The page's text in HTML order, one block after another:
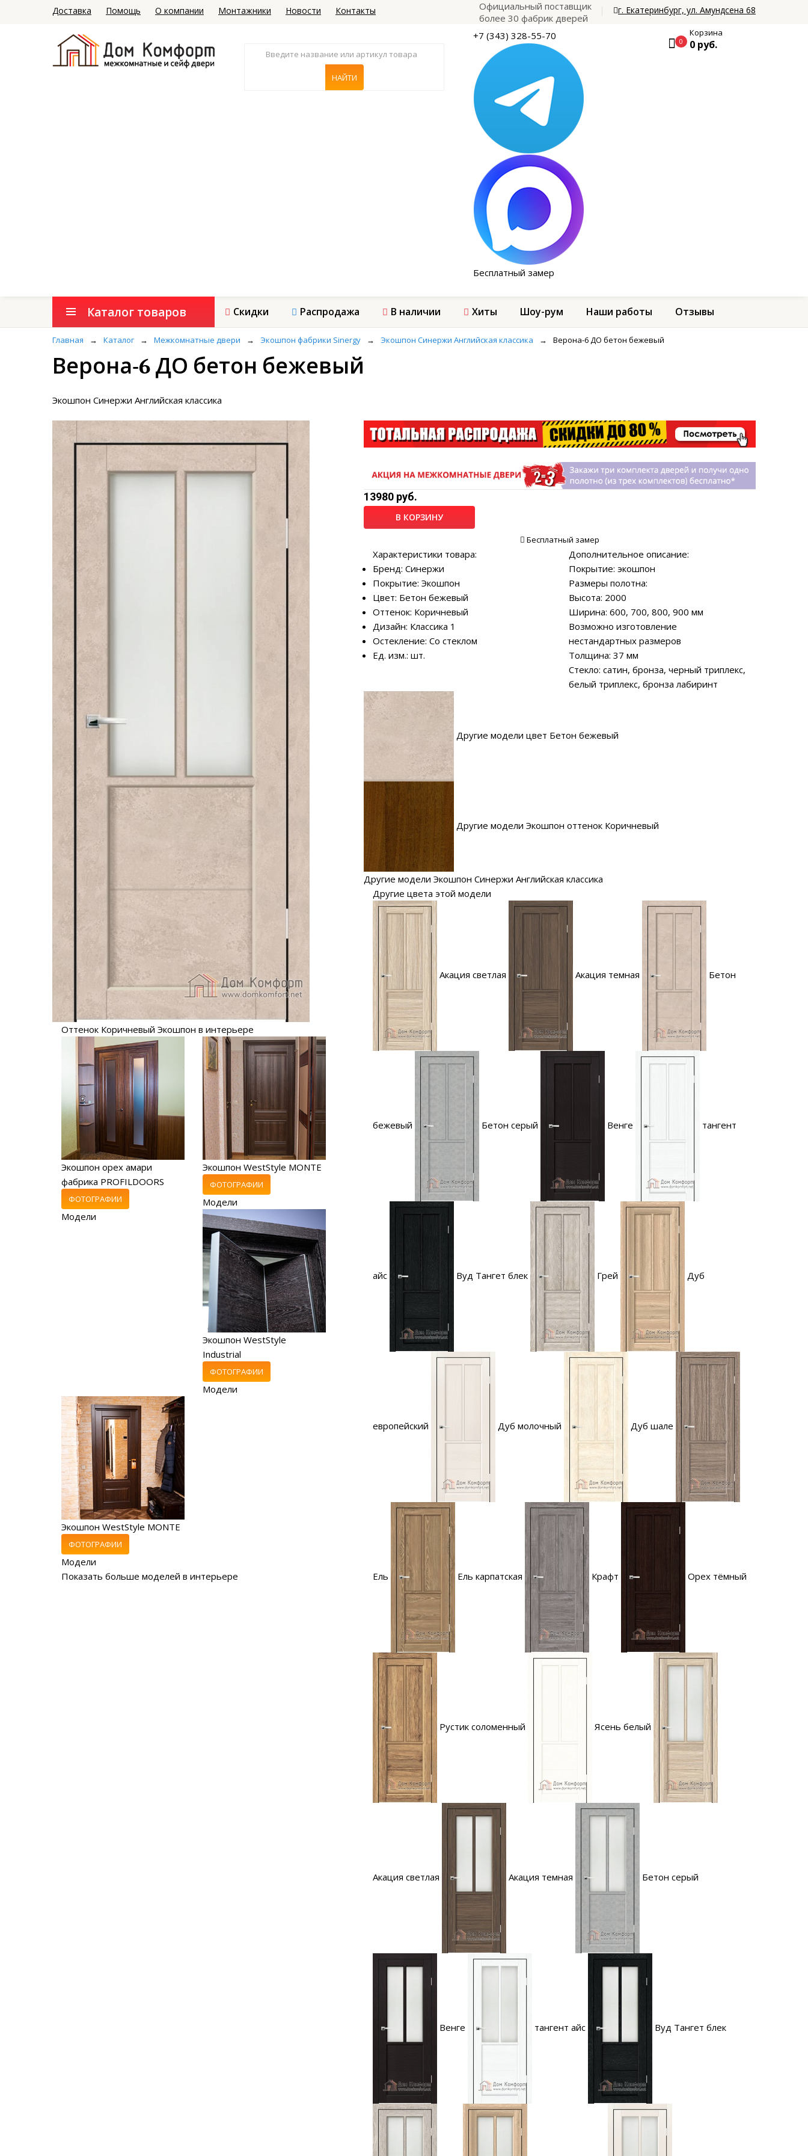
Доставка Помощь О компании Монтажники Новости Контакты
Официальный поставщик
более 30 фабрик дверей
г. Екатеринбург, ул. Амундсена 68
+7 (343) 328-55-70
Бесплатный замер
0
Корзина
0 руб.
Каталог товаров Скидки Распродажа В наличии Хиты Шоу-рум Наши работы Отзывы
Главная → Каталог → Межкомнатные двери → Экошпон фабрики Sinergy → Экошпон Синержи Английская классика → Верона-6 ДО бетон бежевый
Верона-6 ДО бетон бежевый
Экошпон Синержи Английская классика
Оттенок Коричневый Экошпон в интерьере
Экошпон орех амари
фабрика PROFILDOORS
ФОТОГРАФИИ
Модели
Экошпон WestStyle MONTE
ФОТОГРАФИИ
Модели
Экошпон WestStyle
Industrial
ФОТОГРАФИИ
Модели
Экошпон WestStyle MONTE
ФОТОГРАФИИ
Модели
Показать больше моделей в интерьере
13980 руб.
В КОРЗИНУ
Бесплатный замер
Характеристики товара:
Бренд: Синержи
Покрытие: Экошпон
Цвет: Бетон бежевый
Оттенок: Коричневый
Дизайн: Классика 1
Остекление: Со стеклом
Ед. изм.: шт.
Дополнительное описание:
Покрытие: экошпон
Размеры полотна:
Высота: 2000
Ширина: 600, 700, 800, 900 мм
Возможно изготовление
нестандартных размеров
Толщина: 37 мм
Стекло: сатин, бронза, черный триплекс,
белый триплекс, бронза лабиринт
Другие модели цвет Бетон бежевый
Другие модели Экошпон оттенок Коричневый
Другие модели Экошпон Синержи Английская классика
Другие цвета этой модели
Акация светлая Акация темная Бетон
бежевый Бетон серый Венге тангент
айс Вуд Тангет блек Грей Дуб
европейский Дуб молочный Дуб шале
Ель Ель карпатская Крафт Орех тёмный
Рустик соломенный Ясень белый
Акация светлая Акация темная Бетон серый
Венге тангент айс Вуд Тангет блек